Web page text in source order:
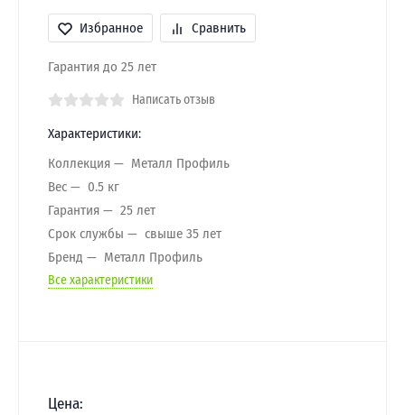
Избранное Сравнить
Гарантия до 25 лет
Написать отзыв
Характеристики:
Коллекция
Металл Профиль
Вес
0.5 кг
Гарантия
25 лет
Срок службы
свыше 35 лет
Бренд
Металл Профиль
Все характеристики
Цена: